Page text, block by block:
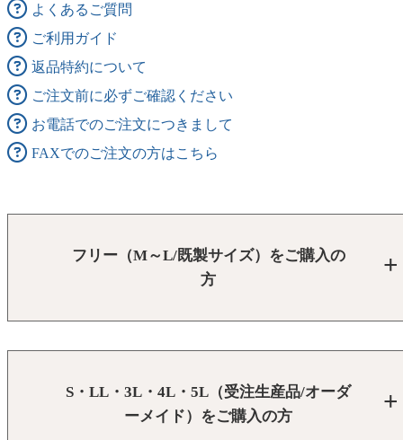
よくあるご質問
ご利用ガイド
返品特約について
ご注文前に必ずご確認ください
お電話でのご注文につきまして
FAXでのご注文の方はこちら
フリー（M～L/既製サイズ）をご購入の
方
S・LL・3L・4L・5L（受注生産品/オーダ
ーメイド）をご購入の方